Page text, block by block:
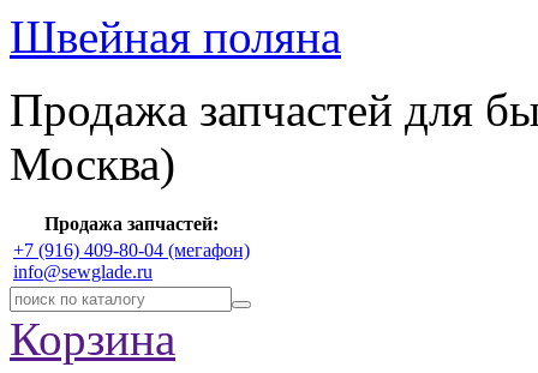
Швейная поляна
Продажа запчастей для
Москва)
Продажа запчастей:
+7 (916) 409-80-04 (мегафон)
info@sewglade.ru
Корзина